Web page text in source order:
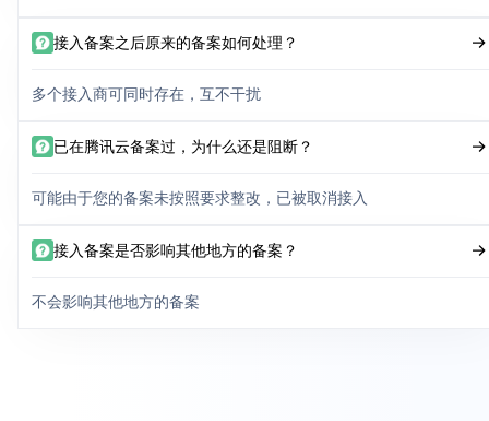
接入备案之后原来的备案如何处理？
多个接入商可同时存在，互不干扰
已在腾讯云备案过，为什么还是阻断？
可能由于您的备案未按照要求整改，已被取消接入
接入备案是否影响其他地方的备案？
不会影响其他地方的备案